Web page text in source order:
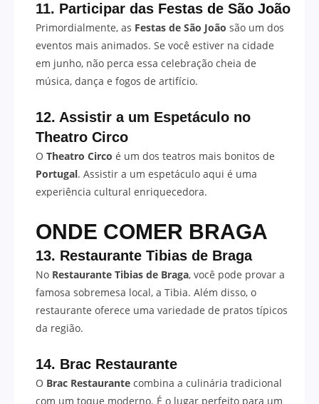
11. Participar das Festas de São João
Primordialmente, as Festas de São João são um dos
eventos mais animados. Se você estiver na cidade
em junho, não perca essa celebração cheia de
música, dança e fogos de artifício.
12. Assistir a um Espetáculo no
Theatro Circo
O Theatro Circo é um dos teatros mais bonitos de
Portugal. Assistir a um espetáculo aqui é uma
experiência cultural enriquecedora.
ONDE COMER BRAGA
13. Restaurante Tibias de Braga
No Restaurante Tibias de Braga, você pode provar a
famosa sobremesa local, a Tibia. Além disso, o
restaurante oferece uma variedade de pratos típicos
da região.
14. Brac Restaurante
O Brac Restaurante combina a culinária tradicional
com um toque moderno. É o lugar perfeito para um